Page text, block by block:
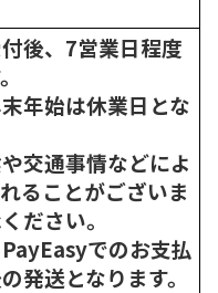
後、7営業日程度
年始は休業日とな
交通事情などによ
ることがございま
ださい。
でのお支払
発送となります。